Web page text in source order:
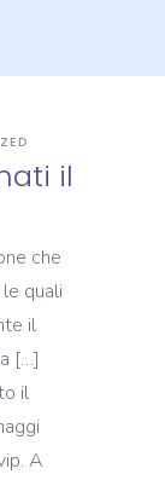
il
che
quali
il
[…]
il
A